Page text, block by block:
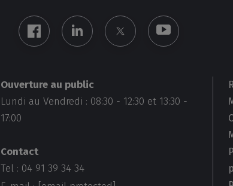
Ouverture au public
Lundi au Vendredi : 08:30 - 12:30 et 13:30 -
17:00
Contact
Tel : 04 91 39 34 34